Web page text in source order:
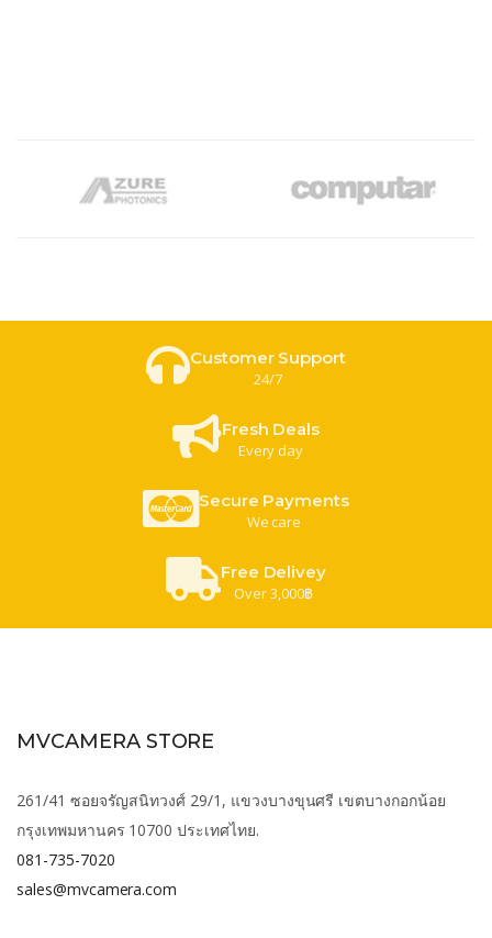
Customer Support
24/7
Fresh Deals
Every day
Secure Payments
We care
Free Delivey
Over 3,000฿
MVCAMERA STORE
261/41 ซอยจรัญสนิทวงศ์ 29/1, แขวงบางขุนศรี เขตบางกอกน้อย
กรุงเทพมหานคร 10700 ประเทศไทย.
081-735-7020
sales@mvcamera.com